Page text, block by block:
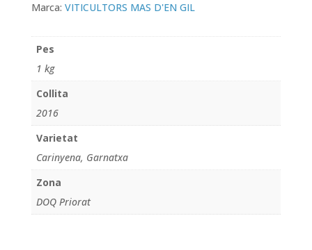
Marca: VITICULTORS MAS D'EN GIL
Pes
1 kg
Collita
2016
Varietat
Carinyena, Garnatxa
Zona
DOQ Priorat